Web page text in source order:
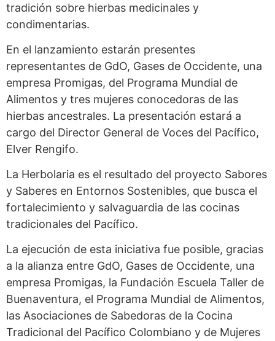
tradición sobre hierbas medicinales y
condimentarias.
En el lanzamiento estarán presentes
representantes de GdO, Gases de Occidente, una
empresa Promigas, del Programa Mundial de
Alimentos y tres mujeres conocedoras de las
hierbas ancestrales. La presentación estará a
cargo del Director General de Voces del Pacífico,
Elver Rengifo.
La Herbolaria es el resultado del proyecto Sabores
y Saberes en Entornos Sostenibles, que busca el
fortalecimiento y salvaguardia de las cocinas
tradicionales del Pacífico.
La ejecución de esta iniciativa fue posible, gracias
a la alianza entre GdO, Gases de Occidente, una
empresa Promigas, la Fundación Escuela Taller de
Buenaventura, el Programa Mundial de Alimentos,
las Asociaciones de Sabedoras de la Cocina
Tradicional del Pacífico Colombiano y de Mujeres